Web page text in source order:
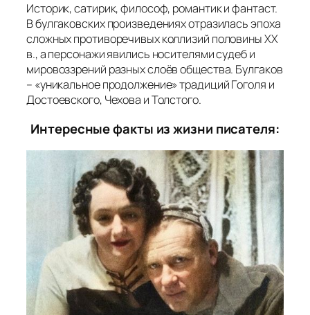
Историк, сатирик, философ, романтик и фантаст.
В булгаковских произведениях отразилась эпоха
сложных противоречивых коллизий половины XX
в., а персонажи явились носителями судеб и
мировоззрений разных слоёв общества. Булгаков
– «уникальное продолжение» традиций Гоголя и
Достоевского, Чехова и Толстого.
Интересные факты из жизни писателя: